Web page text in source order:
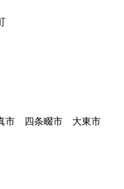
市 四条畷市 大東市